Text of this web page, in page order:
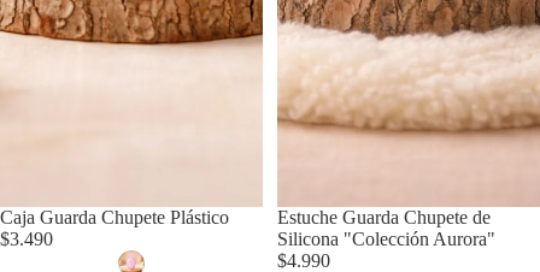
Caja Guarda Chupete Plástico
$3.490
Agotado
Estuche Guarda Chupete de
Silicona "Colección Aurora"
$4.990